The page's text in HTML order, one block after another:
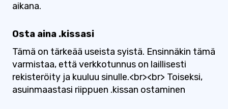
aikana.
Osta aina .kissasi
Tämä on tärkeää useista syistä. Ensinnäkin tämä
varmistaa, että verkkotunnus on laillisesti
rekisteröity ja kuuluu sinulle.<br><br> Toiseksi,
asuinmaastasi riippuen .kissan ostaminen